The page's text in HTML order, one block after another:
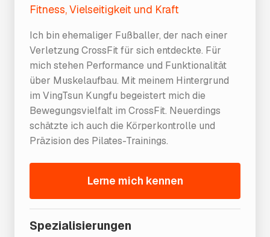
Fitness, Vielseitigkeit und Kraft
Ich bin ehemaliger Fußballer, der nach einer
Verletzung CrossFit für sich entdeckte. Für
mich stehen Performance und Funktionalität
über Muskelaufbau. Mit meinem Hintergrund
im VingTsun Kungfu begeistert mich die
Bewegungsvielfalt im CrossFit. Neuerdings
schätzte ich auch die Körperkontrolle und
Präzision des Pilates-Trainings.
Lerne mich kennen
Spezialisierungen